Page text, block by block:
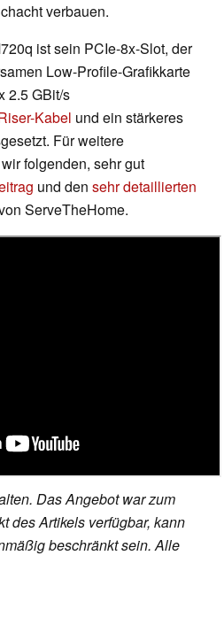
verbauen.
ist sein PCIe-8x-Slot, der
Low-Profile-Grafikkarte
2.5 GBit/s
Kabel und ein stärkeres
Für weitere
folgenden, sehr gut
und den sehr detaillierten
ServeTheHome.
Das Angebot war zum
des Artikels verfügbar, kann
beschränkt sein. Alle